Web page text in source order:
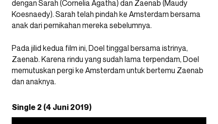
dengan Sarah (Cornelia Agatha) dan Zaenab (Maudy
Koesnaedy). Sarah telah pindah ke Amsterdam bersama
anak dari pernikahan mereka sebelumnya.
Pada jilid kedua film ini, Doel tinggal bersama istrinya,
Zaenab. Karena rindu yang sudah lama terpendam, Doel
memutuskan pergi ke Amsterdam untuk bertemu Zaenab
dan anaknya.
Single 2 (4 Juni 2019)